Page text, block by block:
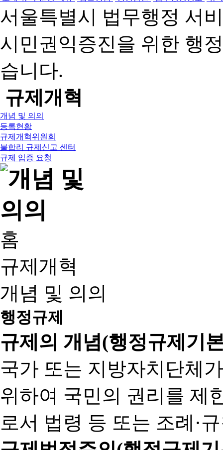
서울특별시 법무행정 서
시민권익증진을 위한 행
습니다.
규제개혁
개념 및 의의
등록현황
규제개혁위원회
불합리 규제신고 센터
규제 입증 요청
홈
규제개혁
개념 및 의의
행정규제
규제의 개념(행정규제기
국가 또는 지방자치단체
위하여 국민의 권리를 제
로서 법령 등 또는 조례·